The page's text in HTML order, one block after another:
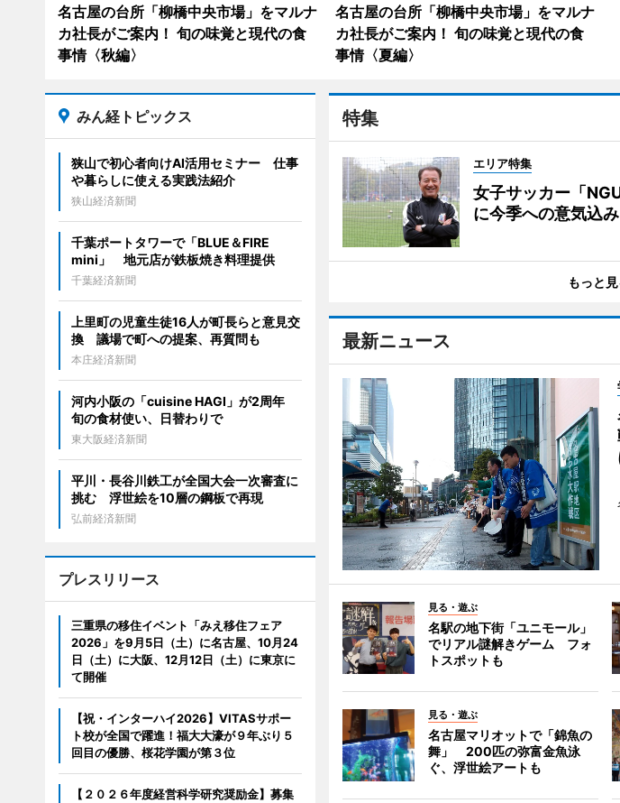
名古屋の台所「柳橋中央市場」をマルナ
カ社長がご案内！ 旬の味覚と現代の食
事情〈秋編〉
名古屋の台所「柳橋中央市場」をマルナ
カ社長がご案内！ 旬の味覚と現代の食
事情〈夏編〉
特集
エリア特集
女子サッカー「
に今季への意気込
もっと
最新ニュース
見る・遊ぶ
名駅の地下街「ユニモール」
でリアル謎解きゲーム フォ
トスポットも
見る・遊ぶ
名古屋マリオットで「錦魚の
舞」 200匹の弥富金魚泳
ぐ、浮世絵アートも
みん経トピックス
狭山で初心者向けAI活用セミナー 仕事
や暮らしに使える実践法紹介
狭山経済新聞
千葉ポートタワーで「BLUE＆FIRE
mini」 地元店が鉄板焼き料理提供
千葉経済新聞
上里町の児童生徒16人が町長らと意見交
換 議場で町への提案、再質問も
本庄経済新聞
河内小阪の「cuisine HAGI」が2周年
旬の食材使い、日替わりで
東大阪経済新聞
平川・長谷川鉄工が全国大会一次審査に
挑む 浮世絵を10層の鋼板で再現
弘前経済新聞
プレスリリース
三重県の移住イベント「みえ移住フェア
2026」を9月5日（土）に名古屋、10月24
日（土）に大阪、12月12日（土）に東京に
て開催
【祝・インターハイ2026】VITASサポー
ト校が全国で躍進！福大大濠が９年ぶり５
回目の優勝、桜花学園が第３位
【２０２６年度経営科学研究奨励金】募集